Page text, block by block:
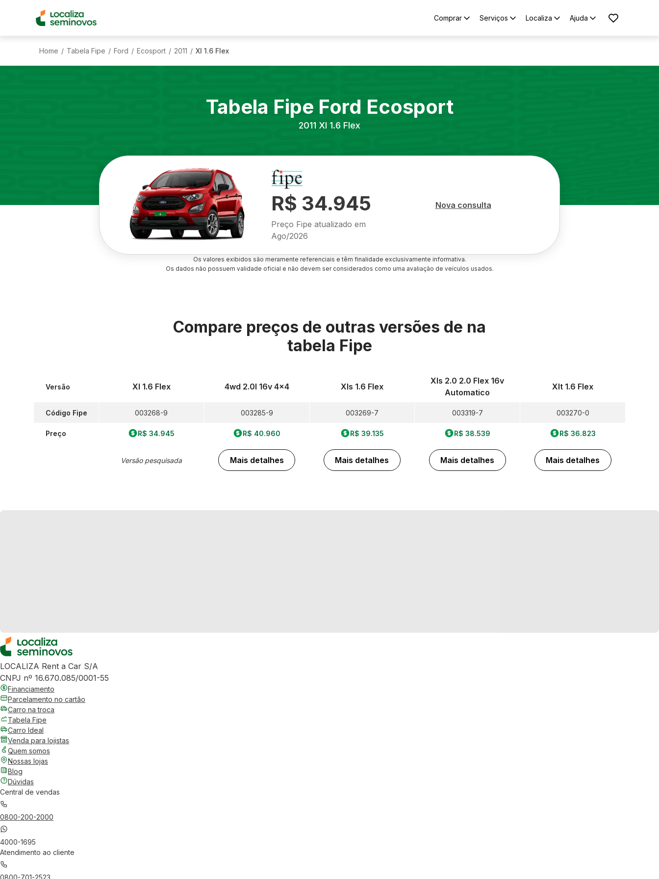
Comprar Serviços Localiza Ajuda
Home / Tabela Fipe / Ford / Ecosport / 2011 / Xl 1.6 Flex
Tabela Fipe Ford Ecosport
2011 Xl 1.6 Flex
R$ 34.945
Preço Fipe atualizado em
Ago/2026
Nova consulta
Os valores exibidos são meramente referenciais e têm finalidade exclusivamente informativa.
Os dados não possuem validade oficial e não devem ser considerados como uma avaliação de veículos usados.
Compare preços de outras versões de na
tabela Fipe
Versão
Código Fipe
Preço
Xl 1.6 Flex
003268-9
R$ 34.945
Versão pesquisada
4wd 2.0l 16v 4x4
003285-9
R$ 40.960
Mais detalhes
Xls 1.6 Flex
003269-7
R$ 39.135
Mais detalhes
Xls 2.0 2.0 Flex 16v
Automatico
003319-7
R$ 38.539
Mais detalhes
Xlt 1.6 Flex
003270-0
R$ 36.823
Mais detalhes
LOCALIZA Rent a Car S/A
CNPJ nº 16.670.085/0001-55
Financiamento
Parcelamento no cartão
Carro na troca
Tabela Fipe
Carro Ideal
Venda para lojistas
Quem somos
Nossas lojas
Blog
Dúvidas
Central de vendas
0800-200-2000
4000-1695
Atendimento ao cliente
0800-701-2523